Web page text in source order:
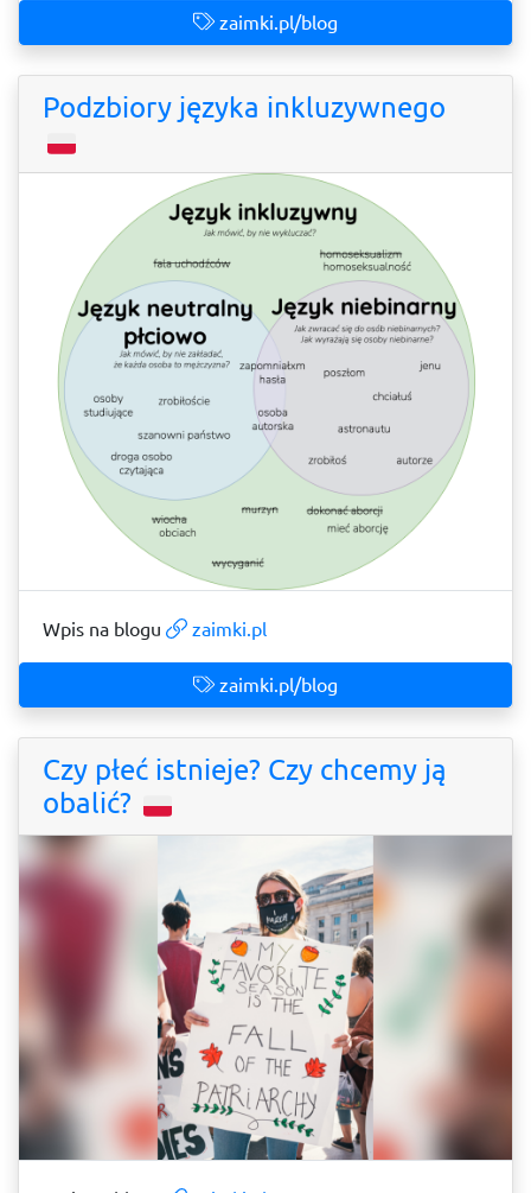
zaimki.pl/blog
Podzbiory języka inkluzywnego
Wpis na blogu zaimki.pl
zaimki.pl/blog
Czy płeć istnieje? Czy chcemy ją
obalić?